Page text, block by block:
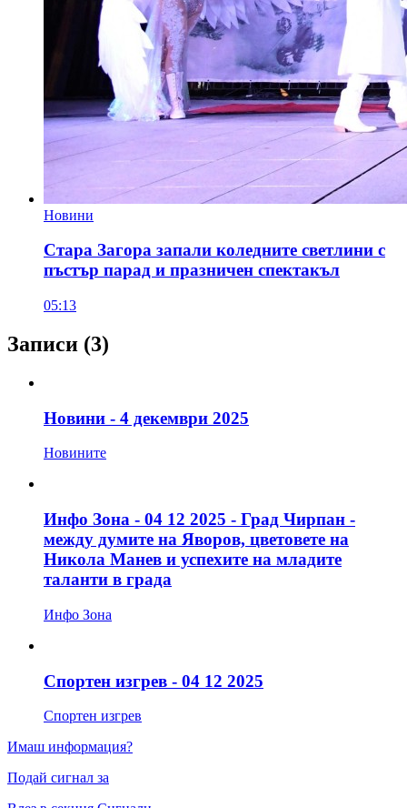
Новини
Стара Загора запали коледните светлини с
пъстър парад и празничен спектакъл
05:13
Записи (3)
Новини - 4 декември 2025
Новините
Инфо Зона - 04 12 2025 - Град Чирпан -
между думите на Яворов, цветовете на
Никола Манев и успехите на младите
таланти в града
Инфо Зона
Спортен изгрев - 04 12 2025
Спортен изгрев
Имаш информация?
Подай сигнал за